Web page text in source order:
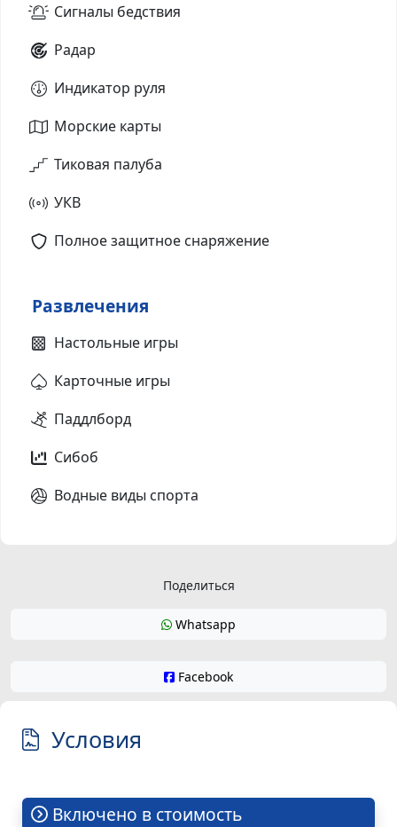
Сигналы бедствия
Радар
Индикатор руля
Морские карты
Тиковая палуба
УКВ
Полное защитное снаряжение
Развлечения
Настольные игры
Карточные игры
Паддлборд
Сибоб
Водные виды спорта
Поделиться
Whatsapp
Facebook
Условия
Включено в стоимость